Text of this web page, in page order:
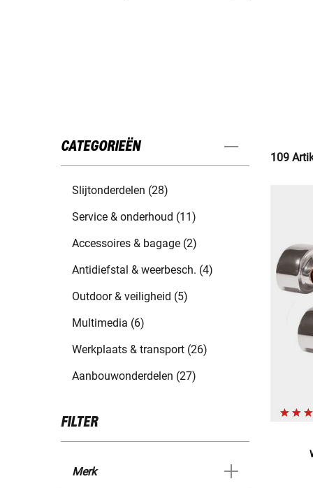
CATEGORIEËN
Slijtonderdelen (28)
Service & onderhoud (11)
Accessoires & bagage (2)
Antidiefstal & weerbesch. (4)
Outdoor & veiligheid (5)
Multimedia (6)
Werkplaats & transport (26)
Aanbouwonderdelen (27)
FILTER
Merk
109